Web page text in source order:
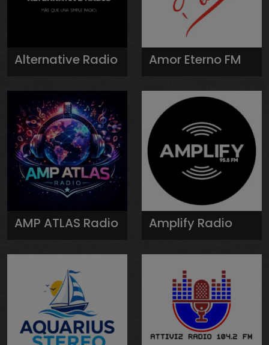
Alternative Radio Amor Eterno FM
AMP ATLAS Radio Amplify Radio